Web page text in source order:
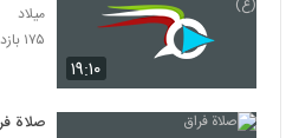
۱۹:۱۰
میلاد
۱۷۵ بازدید
صلاة